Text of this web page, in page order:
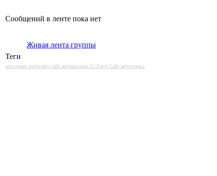
Сообщений в ленте пока нет
Живая лента группы
Теги
автосервис альфа-авто сайт автомагазина 1С-Рарус Сайт автосервиса